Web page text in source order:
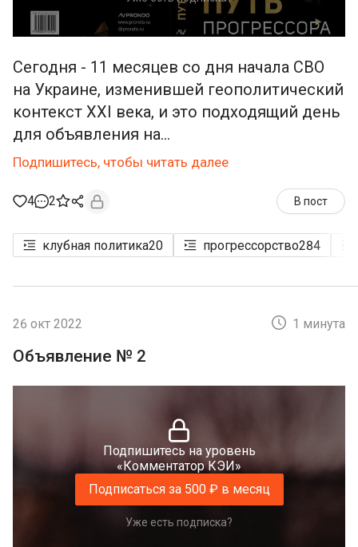
Сегодня - 11 месяцев со дня начала СВО
на Украине, изменившей геополитический
контекст XXI века, и это подходящий день
для объявления на...
Подпишитесь, чтобы читать далее
4 2 В пост
клубная политика20 прогрессорство284
26 окт 2022 1 минута
Объявление № 2
Подпишитесь на уровень
«Комментатор КЭИ»
Подписаться за 500 ₽ в месяц
Уже есть подписка?